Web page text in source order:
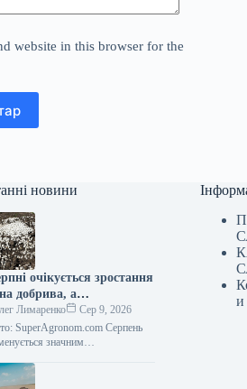
website in this browser for the
новини
очікується зростання
добрива, а
тимчасово
надання
умов —
Лимаренко
Сер 9, 2026
SuperAgronom.com Серпень
значним
добрив для українських
На ринку
и